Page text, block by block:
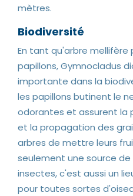
mètres.
Biodiversité
En tant qu'arbre mellifère
papillons, Gymnocladus
importante dans la
les papillons butinent le
odorantes et assurent la
et la propagation des
arbres de mettre leurs
seulement une source de
insectes, c'est aussi un
pour toutes sortes